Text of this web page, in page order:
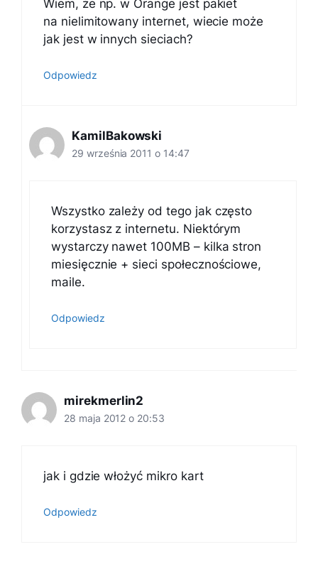
Wiem, że np. w Orange jest pakiet
na nielimitowany internet, wiecie może
jak jest w innych sieciach?
Odpowiedz
KamilBakowski
29 września 2011 o 14:47
Wszystko zależy od tego jak często
korzystasz z internetu. Niektórym
wystarczy nawet 100MB – kilka stron
miesięcznie + sieci społecznościowe,
maile.
Odpowiedz
mirekmerlin2
28 maja 2012 o 20:53
jak i gdzie włożyć mikro kart
Odpowiedz